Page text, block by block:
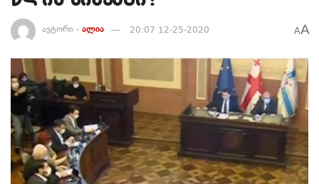
ავტორი - ალია 20:07 12-25-2020 AA